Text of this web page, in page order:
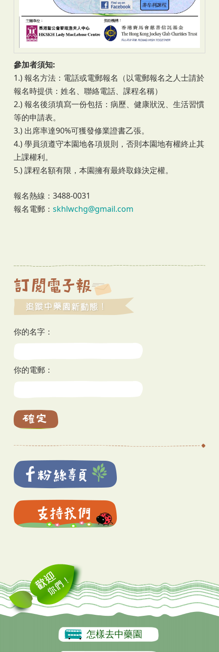
參加者須知:
1.) 報名方法：電話或電郵報名（以電郵報名之人士請於
報名時提供：姓名、聯絡電話、課程名稱）
2.) 報名後須填寫一份包括：病歷、健康狀況、生活習慣
等的申請表。
3.) 出席率達90%可獲發修業證書乙張。
4.) 學員須遵守本園地各項規則，否則本園地有權終止其
上課權利。
5.) 課程名額有限，本園擁有最終取錄決定權。
報名熱線：3488-0031
報名電郵： skhlwchg@gmail.com
你的名字：
你的電郵：
怎樣去中藥園